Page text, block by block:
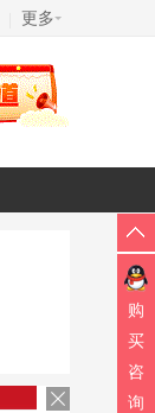
更多
购
买
咨
询